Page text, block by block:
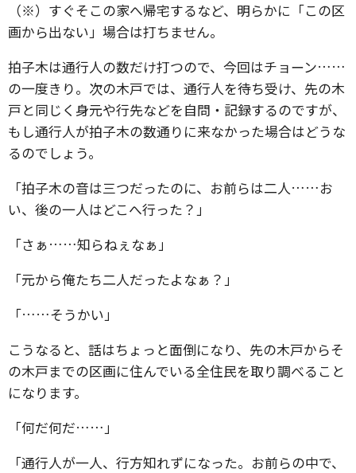
（※）すぐそこの家へ帰宅するなど、明らかに「この区
画から出ない」場合は打ちません。
拍子木は通行人の数だけ打つので、今回はチョーン……
の一度きり。次の木戸では、通行人を待ち受け、先の木
戸と同じく身元や行先などを自問・記録するのですが、
もし通行人が拍子木の数通りに来なかった場合はどうな
るのでしょう。
「拍子木の音は三つだったのに、お前らは二人……お
い、後の一人はどこへ行った？」
「さぁ……知らねぇなぁ」
「元から俺たち二人だったよなぁ？」
「……そうかい」
こうなると、話はちょっと面倒になり、先の木戸からそ
の木戸までの区画に住んでいる全住民を取り調べること
になります。
「何だ何だ……」
「通行人が一人、行方知れずになった。お前らの中で、